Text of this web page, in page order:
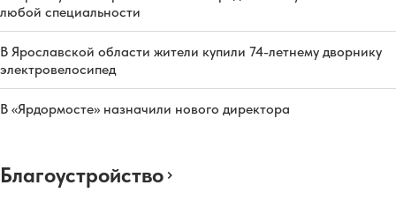
любой специальности
В Ярославской области жители купили 74-летнему дворнику
электровелосипед
В «Ярдормосте» назначили нового директора
Благоустройство